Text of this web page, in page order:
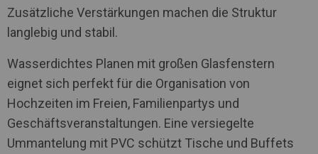
Zusätzliche Verstärkungen machen die Struktur
langlebig und stabil.
Wasserdichtes Planen mit großen Glasfenstern
eignet sich perfekt für die Organisation von
Hochzeiten im Freien, Familienpartys und
Geschäftsveranstaltungen. Eine versiegelte
Ummantelung mit PVC schützt Tische und Buffets